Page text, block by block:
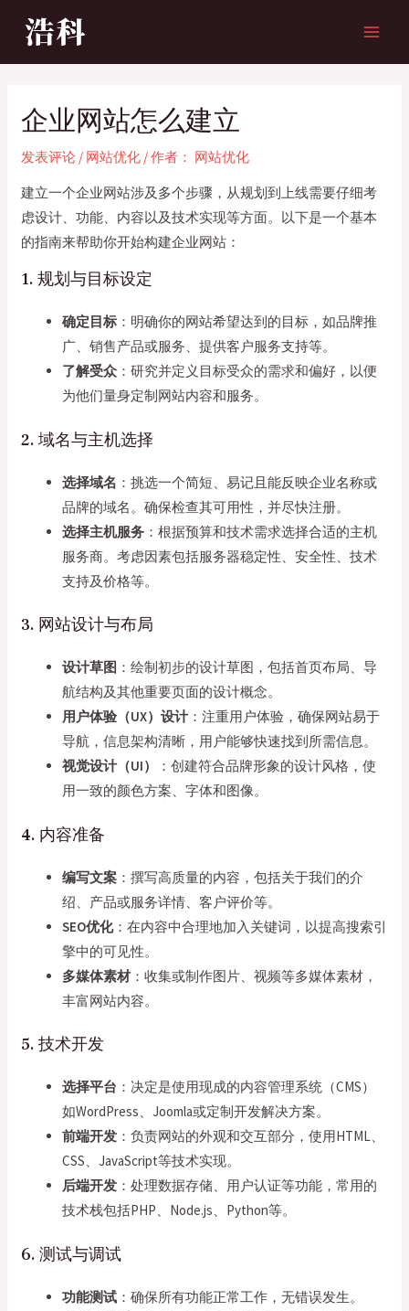
内
企业网站怎么建立
发表评论 / 网站优化 / 作者： 网站优化
建立一个企业网站涉及多个步骤，从规划到上线需要仔细考
虑设计、功能、内容以及技术实现等方面。以下是一个基本
的指南来帮助你开始构建企业网站：
1. 规划与目标设定
确定目标 ：明确你的网站希望达到的目标，如品牌推
广、销售产品或服务、提供客户服务支持等。
了解受众 ：研究并定义目标受众的需求和偏好，以便
为他们量身定制网站内容和服务。
2. 域名与主机选择
选择域名 ：挑选一个简短、易记且能反映企业名称或
品牌的域名。确保检查其可用性，并尽快注册。
选择主机服务 ：根据预算和技术需求选择合适的主机
服务商。考虑因素包括服务器稳定性、安全性、技术
支持及价格等。
3. 网站设计与布局
设计草图 ：绘制初步的设计草图，包括首页布局、导
航结构及其他重要页面的设计概念。
用户体验（UX）设计：注重用户体验，确保网站易于
导航，信息架构清晰，用户能够快速找到所需信息。
视觉设计（UI）
：创建符合品牌形象的设计风格，使
用一致的颜色方案、字体和图像。
4. 内容准备
编写文案 ：撰写高质量的内容，包括关于我们的介
绍、产品或服务详情、客户评价等。
SEO优化：在内容中合理地加入关键词，以提高搜索引
擎中的可见性。
多媒体素材：收集或制作图片、视频等多媒体素材，
丰富网站内容。
5. 技术开发
选择平台 ：决定是使用现成的内容管理系统（CMS）
如WordPress、Joomla或定制开发解决方案。
前端开发 ：负责网站的外观和交互部分，使用HTML、
CSS、JavaScript等技术实现。
后端开发 ：处理数据存储、用户认证等功能，常用的
技术栈包括PHP、Node.js、Python等。
6. 测试与调试
功能测试 ：确保所有功能正常工作，无错误发生。